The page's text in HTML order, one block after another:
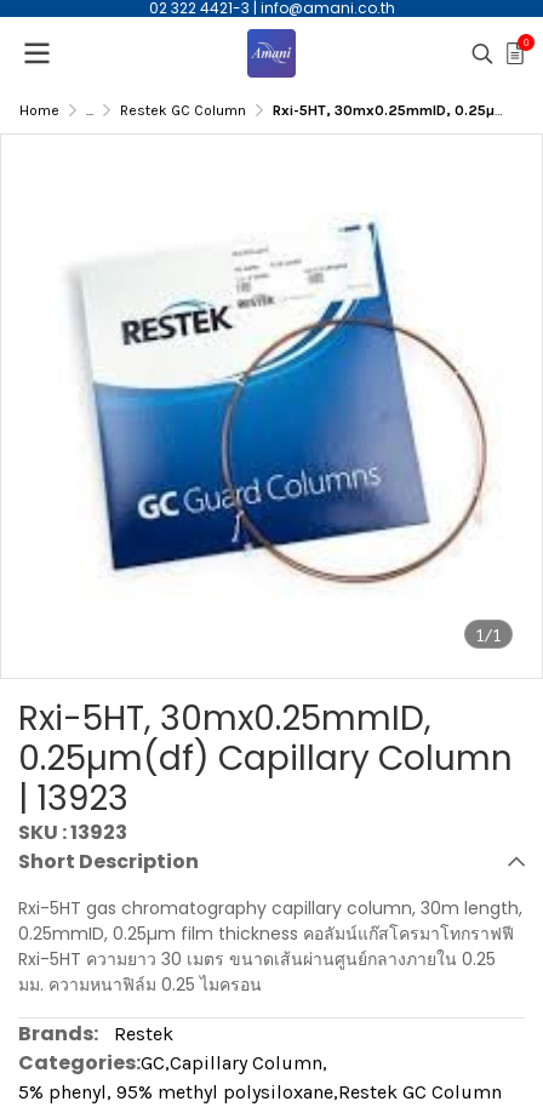
02 322 4421-3 | info@amani.co.th
0
Home ... Restek GC Column Rxi-5HT, 30mx0.25mmID, 0.25µm(df) Capillary Column | 13923
1/1
Rxi-5HT, 30mx0.25mmID,
0.25µm(df) Capillary Column
| 13923
SKU : 13923
Short Description
Rxi-5HT gas chromatography capillary column, 30m length,
0.25mmID, 0.25µm film thickness คอลัมน์แก๊สโครมาโทกราฟฟี
Rxi-5HT ความยาว 30 เมตร ขนาดเส้นผ่านศูนย์กลางภายใน 0.25
มม. ความหนาฟิล์ม 0.25 ไมครอน
Brands: Restek
Categories:GC,Capillary Column,
5% phenyl, 95% methyl polysiloxane,Restek GC Column